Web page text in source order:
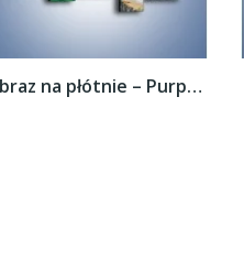
Obraz na płótnie – Purpurowy las i...